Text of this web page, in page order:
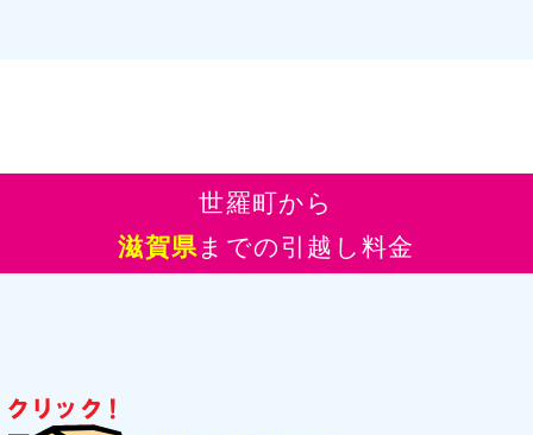
世羅町から
滋賀県までの引越し料金